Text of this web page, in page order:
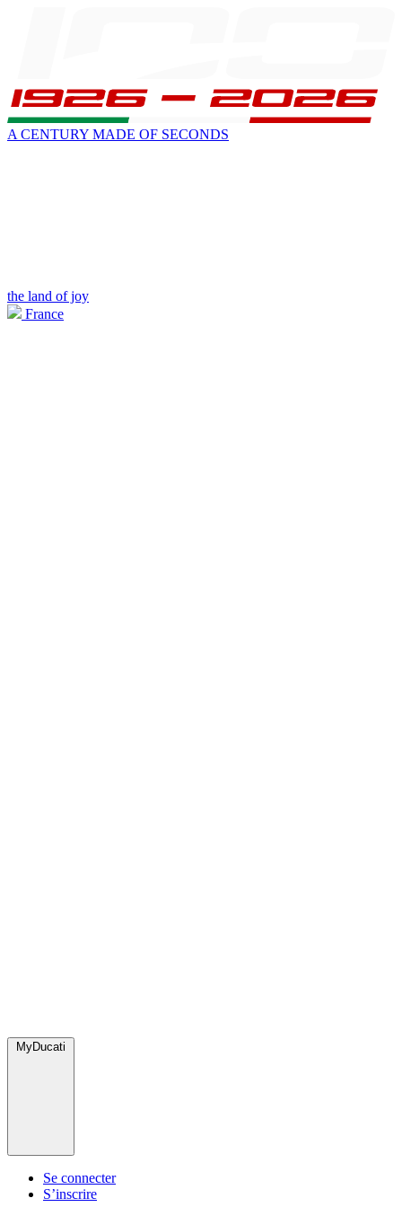
A CENTURY MADE OF SECONDS
the land of joy
France
MyDucati
Se connecter
S’inscrire